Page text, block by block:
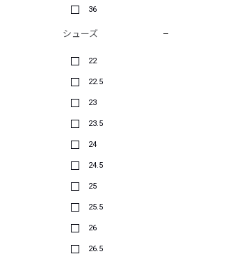
36
シューズ
22
22.5
23
23.5
24
24.5
25
25.5
26
26.5